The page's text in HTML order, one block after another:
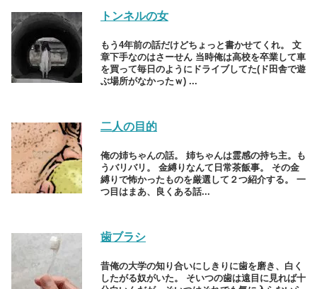
トンネルの女
もう4年前の話だけどちょっと書かせてくれ。 文
章下手なのはさーせん 当時俺は高校を卒業して車
を買って毎日のようにドライブしてた(ド田舎で遊
ぶ場所がなかったｗ) ...
二人の目的
俺の姉ちゃんの話。 姉ちゃんは霊感の持ち主。も
うバリバリ。 金縛りなんて日常茶飯事。 その金
縛りで怖かったものを厳選して２つ紹介する。 一
つ目はまあ、良くある話...
歯ブラシ
昔俺の大学の知り合いにしきりに歯を磨き、白く
したがる奴がいた。 そいつの歯は遠目に見れば十